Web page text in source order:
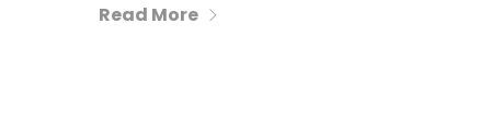
Read More